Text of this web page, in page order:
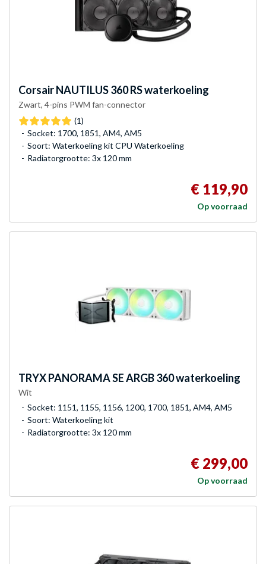
CorsairNAUTILUS 360 RS waterkoeling
Zwart, 4-pins PWM fan-connector
(1)
Socket: 1700, 1851, AM4, AM5
Soort: Waterkoeling kit CPU Waterkoeling
Radiatorgrootte: 3x 120 mm
€ 119,90
Op voorraad
TRYXPANORAMA SE ARGB 360 waterkoeling
Wit
Socket: 1151, 1155, 1156, 1200, 1700, 1851, AM4, AM5
Soort: Waterkoeling kit
Radiatorgrootte: 3x 120 mm
€ 299,00
Op voorraad